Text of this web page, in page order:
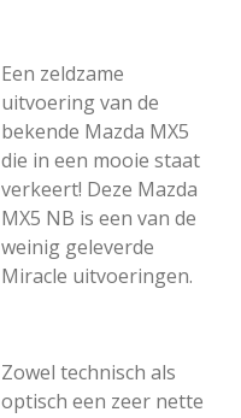
Een zeldzame
uitvoering van de
bekende Mazda MX5
die in een mooie staat
verkeert! Deze Mazda
MX5 NB is een van de
weinig geleverde
Miracle uitvoeringen.
Zowel technisch als
optisch een zeer nette